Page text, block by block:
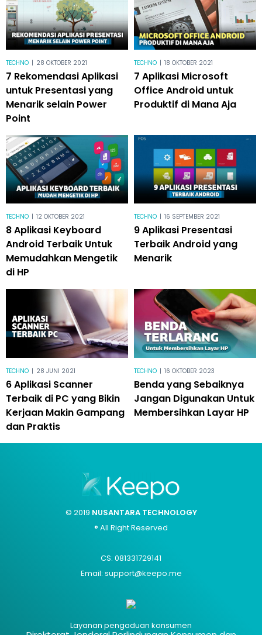
TECHNO | 28 OKTOBER 2021
7 Rekomendasi Aplikasi
untuk Presentasi yang
Menarik selain Power
Point
TECHNO | 18 OKTOBER 2021
7 Aplikasi Microsoft
Office Android untuk
Produktif di Mana Aja
TECHNO | 12 OKTOBER 2021
8 Aplikasi Keyboard
Android Terbaik Untuk
Memudahkan Mengetik
di HP
TECHNO | 16 SEPTEMBER 2021
9 Aplikasi Presentasi
Terbaik Android yang
Menarik
TECHNO | 28 JUNI 2021
6 Aplikasi Scanner
Terbaik di PC yang Bikin
Kerjaan Makin Gampang
dan Praktis
TECHNO | 16 OKTOBER 2023
Benda yang Sebaiknya
Jangan Digunakan Untuk
Membersihkan Layar HP
© 2019 NUSANTARA TECHNOLOGY
® All Right Reserved
CS: 081331729141
Email: support@keepo.me
Layanan pengaduan konsumen